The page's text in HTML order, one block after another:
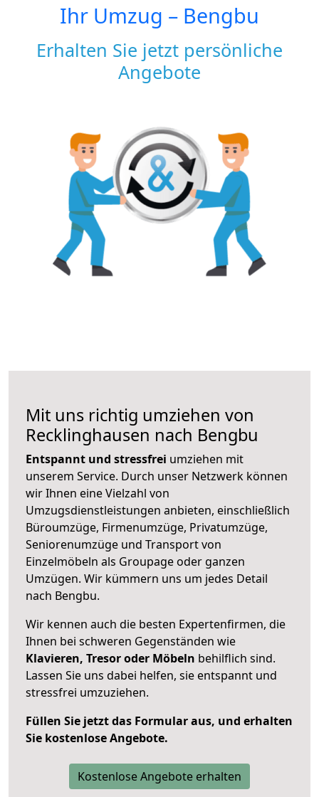
Ihr Umzug – Bengbu
Erhalten Sie jetzt persönliche
Angebote
Mit uns richtig umziehen von
Recklinghausen nach Bengbu
Entspannt und stressfrei umziehen mit
unserem Service. Durch unser Netzwerk können
wir Ihnen eine Vielzahl von
Umzugsdienstleistungen anbieten, einschließlich
Büroumzüge, Firmenumzüge, Privatumzüge,
Seniorenumzüge und Transport von
Einzelmöbeln als Groupage oder ganzen
Umzügen. Wir kümmern uns um jedes Detail
nach Bengbu.
Wir kennen auch die besten Expertenfirmen, die
Ihnen bei schweren Gegenständen wie
Klavieren, Tresor oder Möbeln behilflich sind.
Lassen Sie uns dabei helfen, sie entspannt und
stressfrei umzuziehen.
Füllen Sie jetzt das Formular aus, und erhalten
Sie kostenlose Angebote.
Kostenlose Angebote erhalten